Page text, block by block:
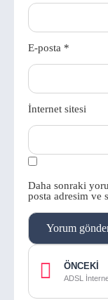
E-posta *
İnternet sitesi
Daha sonraki
posta adresim ve
ÖNCEKI